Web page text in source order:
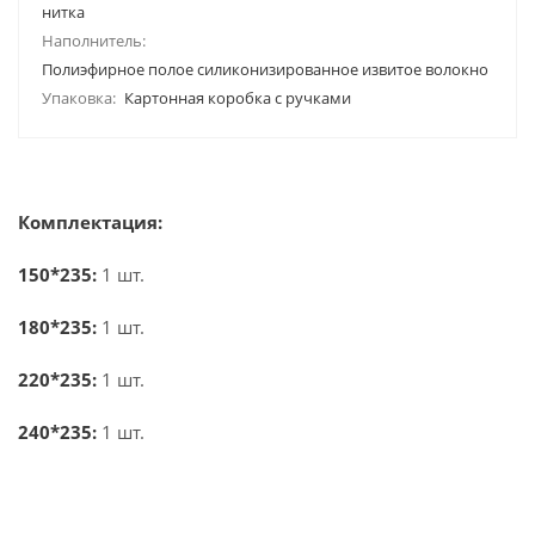
нитка
Наполнитель:
Полиэфирное полое силиконизированное извитое волокно
Упаковка: Картонная коробка с ручками
Комплектация:
150*235: 1 шт.
180*235: 1 шт.
220*235: 1 шт.
240*235: 1 шт.